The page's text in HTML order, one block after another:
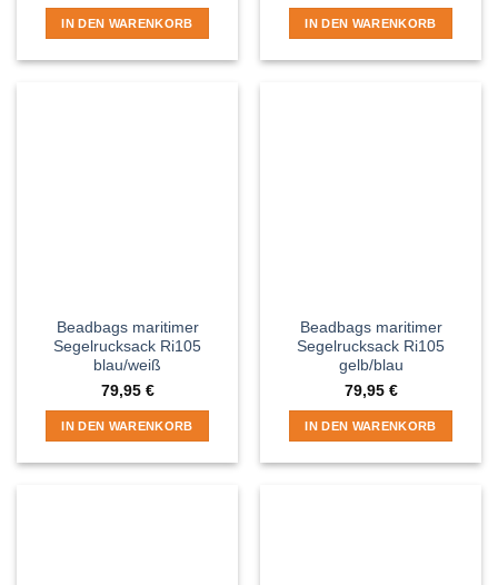
IN DEN WARENKORB IN DEN WARENKORB
Beadbags maritimer
Segelrucksack Ri105
blau/weiß
79,95 €
IN DEN WARENKORB
Beadbags maritimer
Segelrucksack Ri105
gelb/blau
79,95 €
IN DEN WARENKORB